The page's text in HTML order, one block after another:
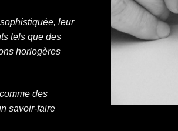
leur
tels que des
horlogères
des
savoir-faire